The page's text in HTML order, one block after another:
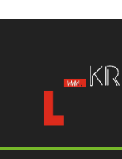
treści